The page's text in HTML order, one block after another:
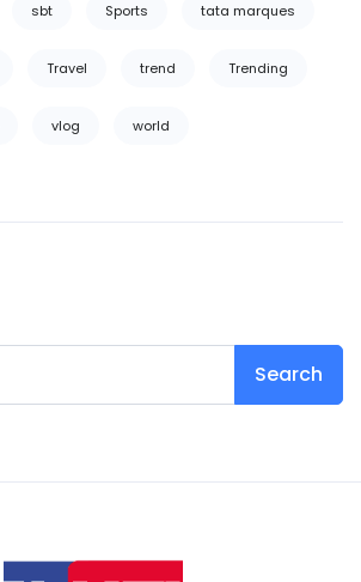
sbt Sports tata marques
Travel trend Trending
vlog world